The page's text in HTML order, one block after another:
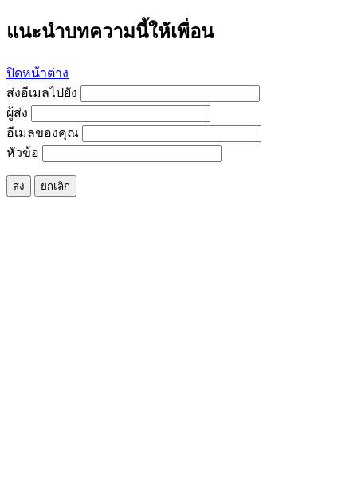
แนะนำบทความนี้ให้เพื่อน
ปิดหน้าต่าง
ส่งอีเมลไปยัง
ผู้ส่ง
อีเมลของคุณ
หัวข้อ
ส่ง ยกเลิก